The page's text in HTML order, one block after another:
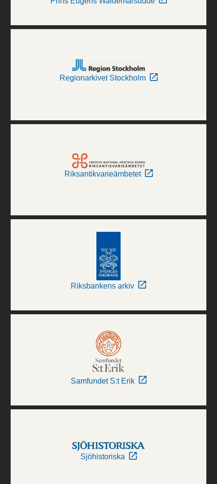
Regionarkivet Stockholm
Riksantikvarieämbetet
Riksbankens arkiv
Samfundet S:t Erik
Sjöhistoriska